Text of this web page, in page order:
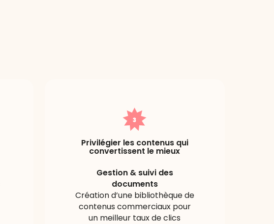
Privilégier les contenus qui
convertissent le mieux
Gestion & suivi des
documents
Création d’une bibliothèque de
contenus commerciaux pour
un meilleur taux de clics